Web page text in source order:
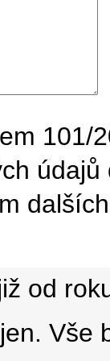
101/
od
Vše